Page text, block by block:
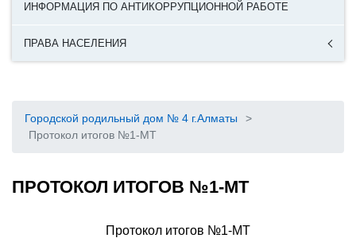
ИНФОРМАЦИЯ ПО АНТИКОРРУПЦИОННОЙ РАБОТЕ
ПРАВА НАСЕЛЕНИЯ
Городской родильный дом № 4 г.Алматы
>
Протокол итогов №1-МТ
ПРОТОКОЛ ИТОГОВ №1-МТ
Протокол итогов №1-МТ